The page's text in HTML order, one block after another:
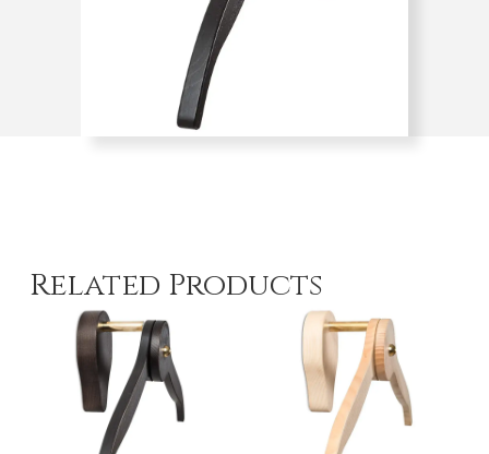
Related Products